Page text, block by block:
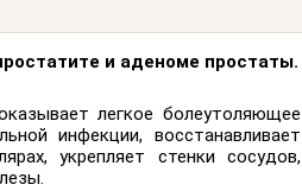
и аденоме простаты.
легкое болеутоляющее
инфекции, восстанавливает
укрепляет стенки сосудов,